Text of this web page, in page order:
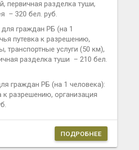
первичная разделка туши,
– 320 бел. руб.
граждан РБ (на 1
путевка к разрешению,
транспортные услуги (50 км),
разделка туши – 210 бел.
граждан РБ (на 1 человека):
к разрешению, организация
ПОДРОБНЕЕ